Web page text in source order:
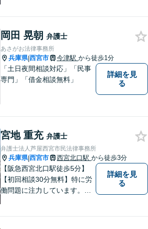
します。【土日祝日・夜間の
ご相談も対応可】【完全個室
／お子様同伴でも大丈夫で
す】
岡田 晃朝 弁護士
あさがお法律事務所
兵庫県|西宮市 今津駅 から徒歩1分
「土日夜間相談対応」「民事
専門」「借金相談無料」
詳細を見
る
宮地 重充 弁護士
弁護士法人芦屋西宮市民法律事務所
兵庫県|西宮市 西宮北口駅 から徒歩3分
【阪急西宮北口駅徒歩5分】
【初回相談30分無料】特に労
働問題に注力しています。残
詳細を見
る